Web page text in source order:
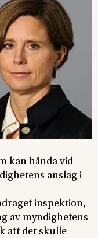
kan hända vid
anslag i
inspektion,
av myndighetens
att det skulle